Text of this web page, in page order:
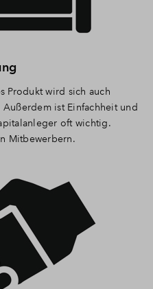
Produkt wird sich auch
ist Einfachheit und
oft wichtig.
Mitbewerbern.